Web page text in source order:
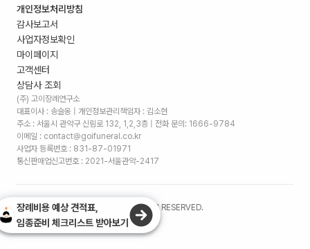
개인정보처리방침
감사보고서
사업자정보확인
마이페이지
고객센터
상담사 조회
(주) 고이장례연구소
대표이사 : 송슬옹 | 개인정보관리책임자 : 김소현
주소 : 서울시 관악구 신림로 132, 1,2,3층 | 전화 문의: 1666-9784
이메일 : contact@goifuneral.co.kr
사업자 등록번호 : 831-87-01971
통신판매업신고번호 : 2021-서울관악-2417
©2026. (주)고이장례연구소 ALL RIGHTS RESERVED.
장례비용 예상 견적표,
임종준비 체크리스트 받아보기